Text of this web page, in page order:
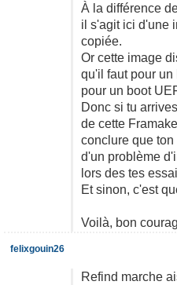
À la différence
il s'agit ici d'une
copiée.
Or cette image
qu'il faut pour un
pour un boot
Donc si tu
de cette
conclure que
d'un problème
lors des tes
Et sinon, c'est
Voilà, bon
Refind marche
felixgouin26